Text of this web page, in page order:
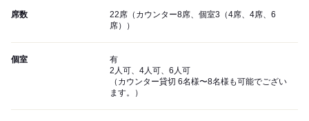
席数
22席（カウンター8席、個室3（4席、4席、6
席））
個室
有
2人可、4人可、6人可
（カウンター貸切 6名様〜8名様も可能でござい
ます。）